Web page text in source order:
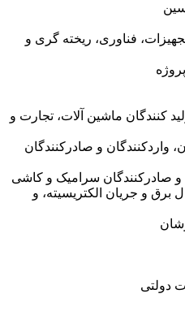
فناوری، ریخته گری و
کنندگان ماشین آلات، تجارت و
واردکنندگان و صادرکنندگان
و صادرکنندگان سرامیک و کاشی
برق و جریان الکتریسیته، و
دولتی